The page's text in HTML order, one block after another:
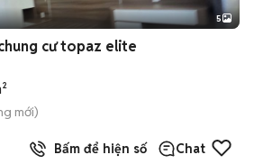
5
cư topaz elite
mới)
Bấm để hiện số Chat